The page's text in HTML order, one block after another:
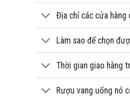
Địa chỉ các cửa hàng
Làm sao để chọn
Thời gian giao hàng
Rượu vang uống nó